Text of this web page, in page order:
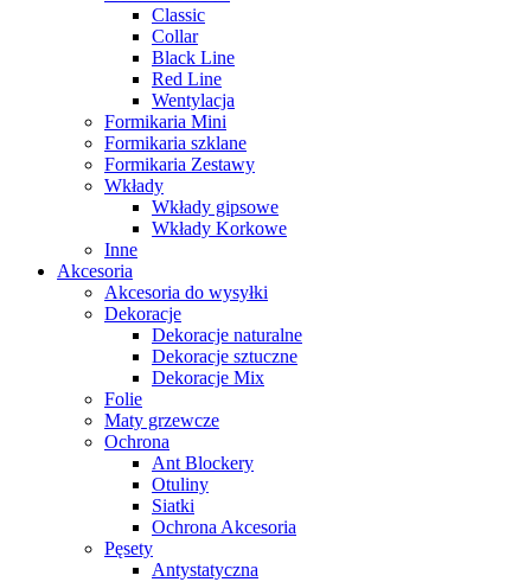
Classic
Collar
Black Line
Red Line
Wentylacja
Formikaria Mini
Formikaria szklane
Formikaria Zestawy
Wkłady
Wkłady gipsowe
Wkłady Korkowe
Inne
Akcesoria
Akcesoria do wysyłki
Dekoracje
Dekoracje naturalne
Dekoracje sztuczne
Dekoracje Mix
Folie
Maty grzewcze
Ochrona
Ant Blockery
Otuliny
Siatki
Ochrona Akcesoria
Pęsety
Antystatyczna